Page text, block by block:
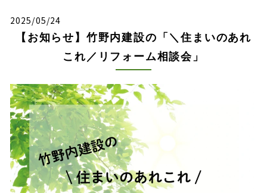
2025/05/24
【お知らせ】竹野内建設の「＼住まいのあれ
これ／リフォーム相談会」